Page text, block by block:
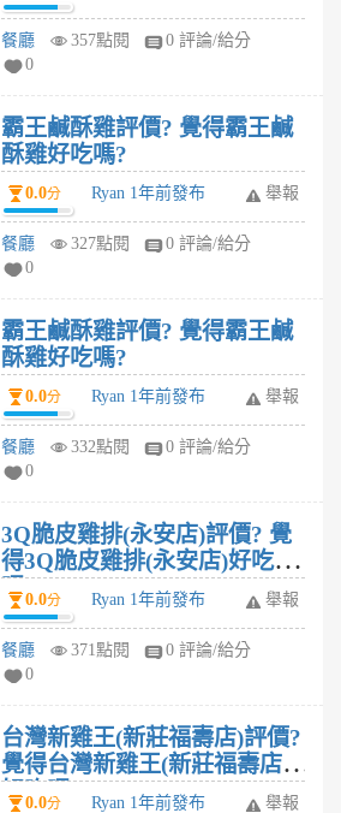
餐廳 357點閱
0 評論/給分
0
霸王鹹酥雞評價? 覺得霸王鹹
酥雞好吃嗎?
0.0分 Ryan 1年前發布 舉報
餐廳 327點閱
0 評論/給分
0
霸王鹹酥雞評價? 覺得霸王鹹
酥雞好吃嗎?
0.0分 Ryan 1年前發布 舉報
餐廳 332點閱
0 評論/給分
0
3Q脆皮雞排(永安店)評價? 覺
得3Q脆皮雞排(永安店)好吃
嗎?0.0分 Ryan 1年前發布 舉報
餐廳 371點閱
0 評論/給分
0
台灣新雞王(新莊福壽店)評價?
覺得台灣新雞王(新莊福壽店)
好吃嗎?
0.0分 Ryan 1年前發布 舉報